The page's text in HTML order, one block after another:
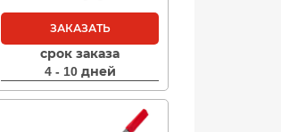
ЗАКАЗАТЬ
срок заказа
4 - 10 дней